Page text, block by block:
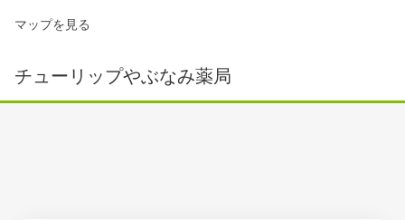
マップを見る
チューリップやぶなみ薬局